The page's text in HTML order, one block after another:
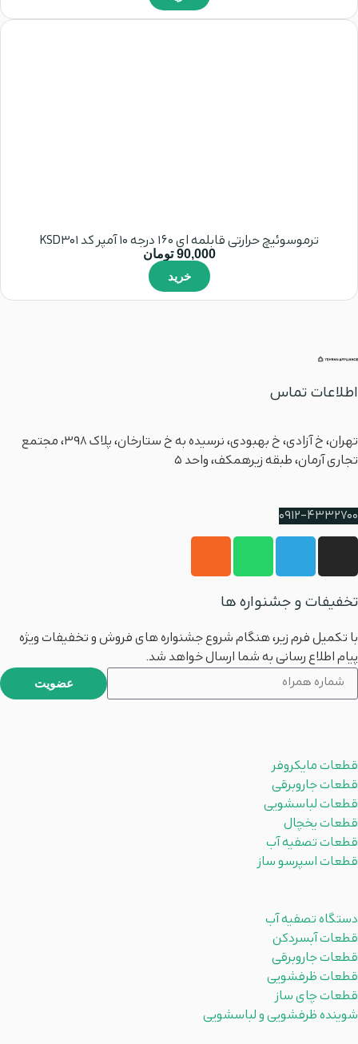
ترموسوئیچ حرارتی قابلمه ای 160 درجه 10 آمپر کد KSD301
90,000 تومان
خرید
اطلاعات تماس
تهران، خ آزادی، خ بهبودی، نرسیده به خ ستارخان، پلاک ۳۹۸، مجتمع
تجاری آرمان، طبقه زیرهمکف، واحد 5
0912-4332700
تخفیفات و جشنواره ها
با تکمیل فرم زیر، هنگام شروع جشنواره های فروش و تخفیفات ویژه
پیام اطلاع رسانی به شما ارسال خواهد شد.
عضویت
قطعات مایکروفر
قطعات جاروبرقی
قطعات لباسشویی
قطعات یخچال
قطعات تصفیه آب
قطعات اسپرسو ساز
دستگاه تصفیه آب
قطعات آبسردکن
قطعات جاروبرقی
قطعات ظرفشویی
قطعات چای ساز
شوینده ظرفشویی و لباسشویی